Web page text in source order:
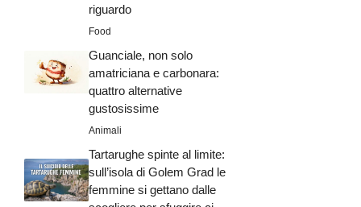
riguardo
Food
Guanciale, non solo
amatriciana e carbonara:
quattro alternative
gustosissime
Animali
Tartarughe spinte al limite:
sull’isola di Golem Grad le
femmine si gettano dalle